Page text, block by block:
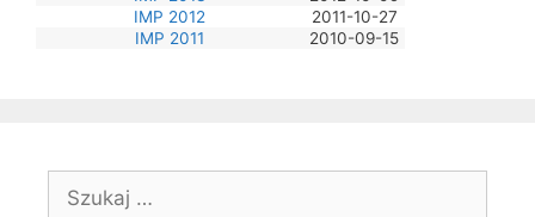
IMP 2012
2011-10-27
IMP 2011
2010-09-15